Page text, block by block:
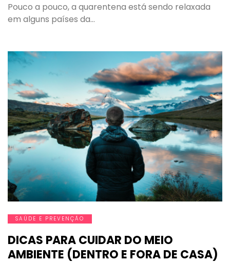
Pouco a pouco, a quarentena está sendo relaxada
em alguns países da…
SAÚDE E PREVENÇÃO
DICAS PARA CUIDAR DO MEIO
AMBIENTE (DENTRO E FORA DE CASA)